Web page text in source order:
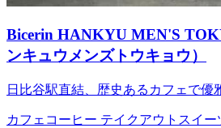
Bicerin HANKYU MEN'S
ンキュウメンズトウキョウ）
日比谷駅直結、歴史あるカフェで優
カフェ コーヒー テイクアウト スイー